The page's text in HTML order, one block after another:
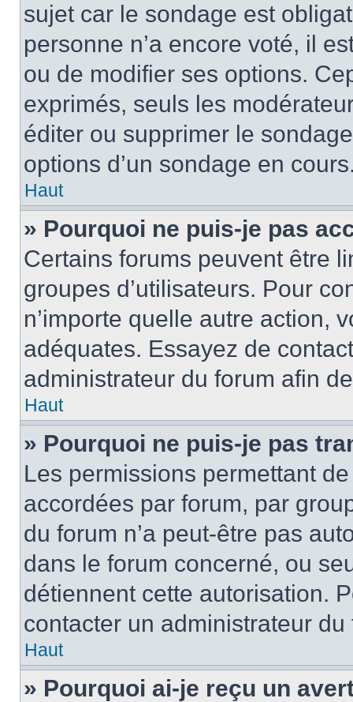
sujet car le sondage est
personne n’a encore voté, il
ou de modifier ses options.
exprimés, seuls les
éditer ou supprimer le
options d’un sondage en
Haut
» Pourquoi ne puis-je pas
Certains forums peuvent être
groupes d’utilisateurs. Pour
n’importe quelle autre action,
adéquates. Essayez de
administrateur du forum afin
Haut
» Pourquoi ne puis-je pas
Les permissions permettant
accordées par forum, par
du forum n’a peut-être pas
dans le forum concerné, ou
détiennent cette autorisation.
contacter un administrateur du
Haut
» Pourquoi ai-je reçu un